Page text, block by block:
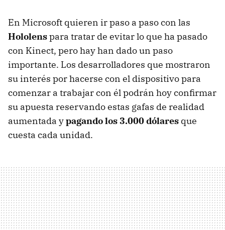
En Microsoft quieren ir paso a paso con las
Hololenspara tratar de evitar lo que ha pasado
con Kinect, pero hay han dado un paso
importante. Los desarrolladores que mostraron
su interés por hacerse con el dispositivo para
comenzar a trabajar con él podrán hoy confirmar
su apuesta reservando estas gafas de realidad
aumentada ypagando los 3.000 dólares que
cuesta cada unidad.